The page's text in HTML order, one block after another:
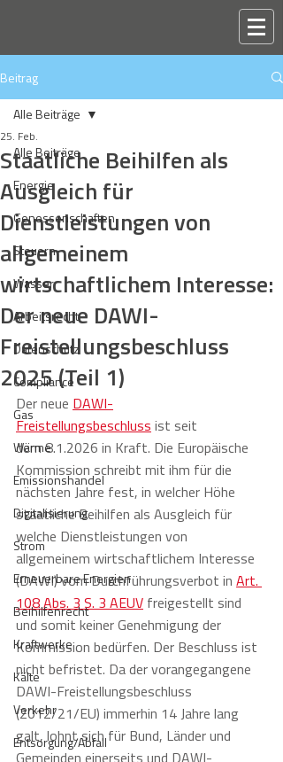
Beitrag
Alle Beiträge
Energie
Genossenschaften
Steuern
Wasser
Arbeitsrecht
Datenschutz
Compliance
Gas
Wärme
Emissionshandel
Digitalisierung
Strom
Erneuerbare Energien
Beihilfenrecht
Kraftwerke
Kälte
Verkehr
Entsorgung/Abfall
Alle Beiträge
Staatliche Beihilfen als
Ausgleich für
Dienstleistungen von
allgemeinem
wirtschaftlichem Interesse:
Der neue DAWI-
Freistellungsbeschluss
2025 (Teil 1)
25. Feb.
Der neue DAWI-
Freistellungsbeschluss ist seit
dem 8.1.2026 in Kraft. Die Europäische
Kommission schreibt mit ihm für die
nächsten Jahre fest, in welcher Höhe
staatliche Beihilfen als Ausgleich für
welche Dienstleistungen von
allgemeinem wirtschaftlichem Interesse
(DAWI) vom Durchführungsverbot in Art.
108 Abs. 3 S. 3 AEUV freigestellt sind
und somit keiner Genehmigung der
Kommission bedürfen. Der Beschluss ist
nicht befristet. Da der vorangegangene
DAWI-Freistellungsbeschluss
(2012/21/EU) immerhin 14 Jahre lang
galt, lohnt sich für Bund, Länder und
Gemeinden einerseits und DAWI-